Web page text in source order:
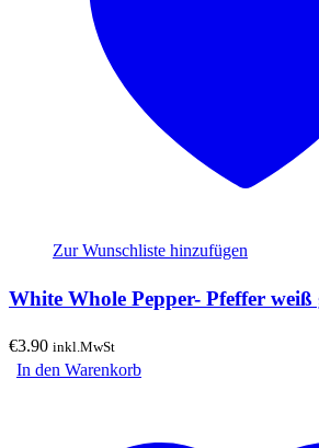
Zur Wunschliste hinzufügen
White Whole Pepper- Pfeffer weiß
€3.90 inkl.MwSt
In den Warenkorb